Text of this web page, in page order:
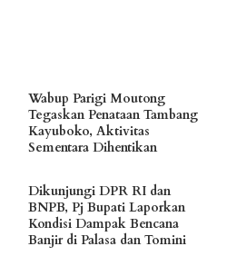
Wabup Parigi Moutong
Tegaskan Penataan Tambang
Kayuboko, Aktivitas
Sementara Dihentikan
Dikunjungi DPR RI dan
BNPB, Pj Bupati Laporkan
Kondisi Dampak Bencana
Banjir di Palasa dan Tomini